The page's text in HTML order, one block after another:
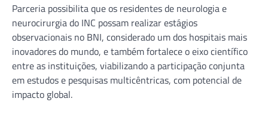
Parceria possibilita que os residentes de neurologia e
neurocirurgia do INC possam realizar estágios
observacionais no BNI, considerado um dos hospitais mais
inovadores do mundo, e também fortalece o eixo científico
entre as instituições, viabilizando a participação conjunta
em estudos e pesquisas multicêntricas, com potencial de
impacto global.